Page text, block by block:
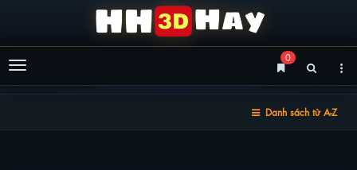
Menu
0
Danh sách từ A-Z